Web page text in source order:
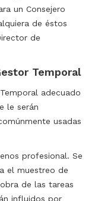
un Consejero
de éstos
de
Temporal
adecuado
le serán
usadas
profesional. Se
el muestreo de
de las tareas
influidos por